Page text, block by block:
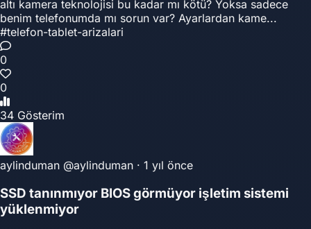
altı kamera teknolojisi bu kadar mı kötü? Yoksa sadece
benim telefonumda mı sorun var? Ayarlardan kame...
#telefon-tablet-arizalari
0
0
34 Gösterim
aylinduman @aylinduman · 1 yıl önce
SSD tanınmıyor BIOS görmüyor işletim sistemi
yüklenmiyor